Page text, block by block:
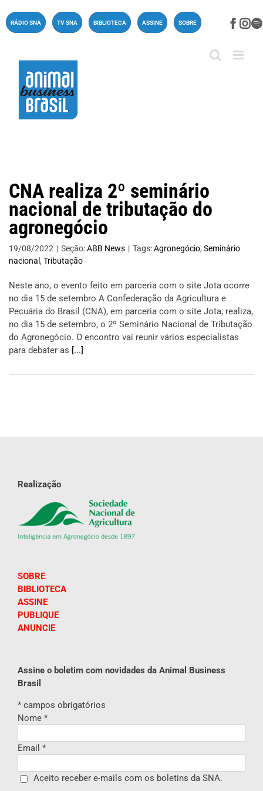
paraRÁDIO SNA TV SNA BIBLIOTECA ASSINE SOBRE
CNA realiza 2º seminário
nacional de tributação do
agronegócio
19/08/2022 | Seção:ABB News | Tags:Agronegócio, Seminário
nacional , Tributação
Neste ano, o evento feito em parceria com o site Jota ocorre
no dia 15 de setembro A Confederação da Agricultura e
Pecuária do Brasil (CNA), em parceria com o site Jota, realiza,
no dia 15 de setembro, o 2º Seminário Nacional de Tributação
do Agronegócio. O encontro vai reunir vários especialistas
para debater as [...]
Realização
SOBRE
BIBLIOTECA
ASSINE
PUBLIQUE
ANUNCIE
Assine o boletim com novidades da Animal Business
Brasil
* campos obrigatórios
Nome *
Email *
Aceito receber e-mails com os boletins da SNA.